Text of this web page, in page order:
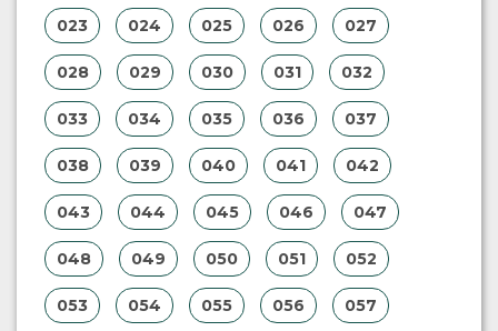
023 024 025 026 027
028 029 030 031 032
033 034 035 036 037
038 039 040 041 042
043 044 045 046 047
048 049 050 051 052
053 054 055 056 057